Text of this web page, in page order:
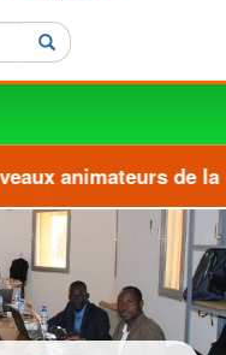
Rechercher
animateurs de la